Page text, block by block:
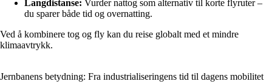
Langdistanse: Vurder nattog som alternativ til korte flyruter –
du sparer både tid og overnatting.
Ved å kombinere tog og fly kan du reise globalt med et mindre
klimaavtrykk.
Jernbanens betydning: Fra industrialiseringens tid til dagens mobilitet